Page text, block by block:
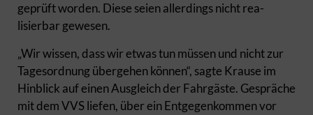
geprüft worden. Diese seien allerdings nicht rea-
lisierbar gewesen.
„Wir wissen, dass wir etwas tun müssen und nicht zur
Tagesordnung übergehen können“, sagte Krause im
Hinblick auf einen Ausgleich der Fahrgäste. Gespräche
mit dem VVS liefen, über ein Entgegenkommen vor